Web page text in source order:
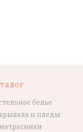
белье
и пледы